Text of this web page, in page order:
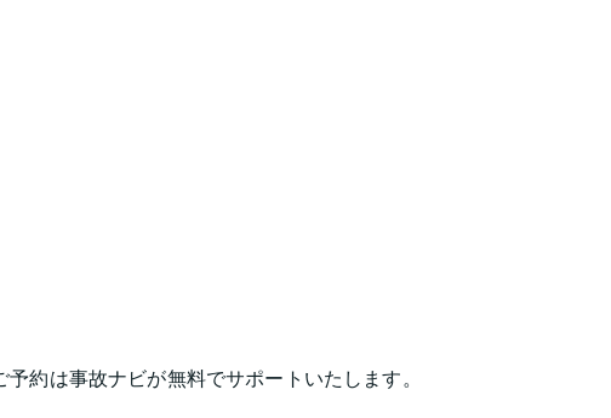
約は事故ナビが無料でサポートいたします。